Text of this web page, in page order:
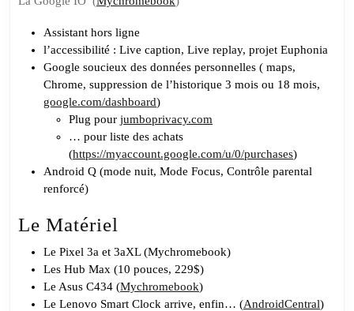
Assistant hors ligne
l’accessibilité : Live caption, Live replay, projet Euphonia
Google soucieux des données personnelles ( maps,
Chrome, suppression de l’historique 3 mois ou 18 mois,
google.com/dashboard)
Plug pour jumboprivacy.com
… pour liste des achats
(https://myaccount.google.com/u/0/purchases)
Android Q (mode nuit, Mode Focus, Contrôle parental
renforcé)
Le Matériel
Le Pixel 3a et 3aXL (Mychromebook)
Les Hub Max (10 pouces, 229$)
Le Asus C434 (Mychromebook)
Le Lenovo Smart Clock arrive, enfin… (AndroidCentral)